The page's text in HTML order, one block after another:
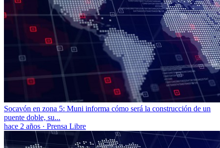
Socavón en zona 5: Muni informa cómo será la construcción de un
puente doble, su...
hace 2 años · Prensa Libre